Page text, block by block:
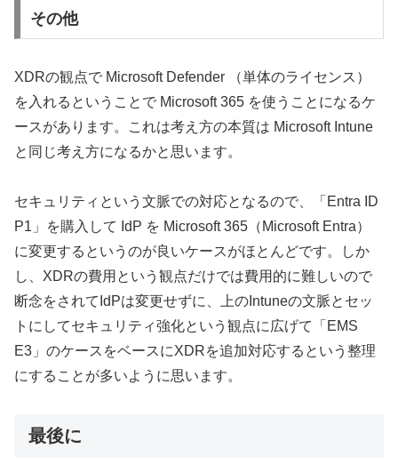
その他
XDRの観点で Microsoft Defender （単体のライセンス）
を入れるということで Microsoft 365 を使うことになるケ
ースがあります。これは考え方の本質は Microsoft Intune
と同じ考え方になるかと思います。
セキュリティという文脈での対応となるので、「Entra ID
P1」を購入して IdP を Microsoft 365（Microsoft Entra）
に変更するというのが良いケースがほとんどです。しか
し、XDRの費用という観点だけでは費用的に難しいので
断念をされてIdPは変更せずに、上のIntuneの文脈とセッ
トにしてセキュリティ強化という観点に広げて「EMS
E3」のケースをベースにXDRを追加対応するという整理
にすることが多いように思います。
最後に